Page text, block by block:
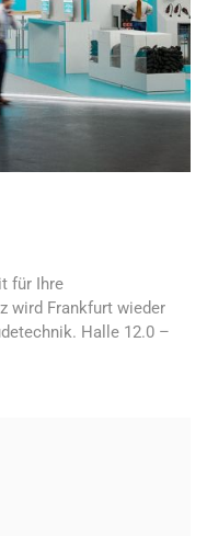
für Ihre
wird Frankfurt wieder
Halle 12.0 –